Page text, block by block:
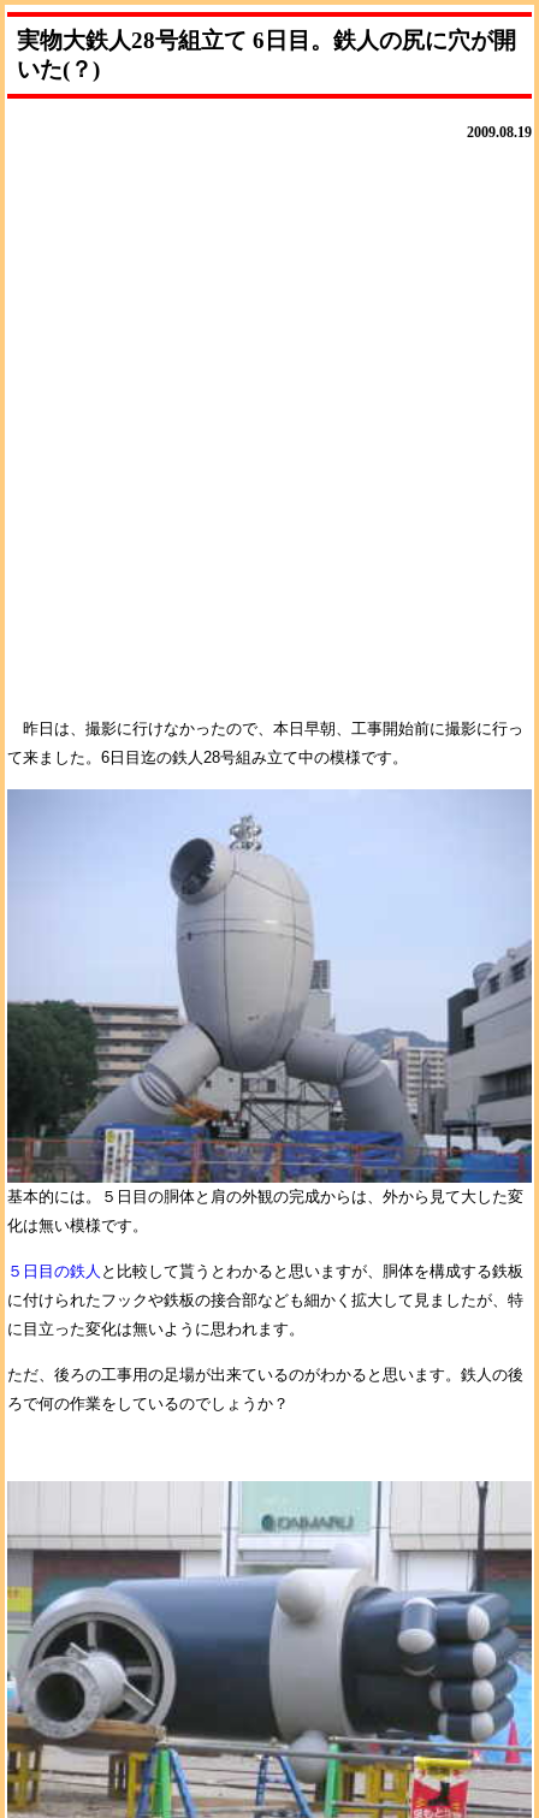
実物大鉄人28号組立て 6日目。鉄人の尻に穴が開
いた(？)
2009.08.19
昨日は、撮影に行けなかったので、本日早朝、工事開始前に撮影に行っ
て来ました。6日目迄の鉄人28号組み立て中の模様です。
基本的には。５日目の胴体と肩の外観の完成からは、外から見て大した変
化は無い模様です。
５日目の鉄人 と比較して貰うとわかると思いますが、胴体を構成する鉄板
に付けられたフックや鉄板の接合部なども細かく拡大して見ましたが、特
に目立った変化は無いように思われます。
ただ、後ろの工事用の足場が出来ているのがわかると思います。鉄人の後
ろで何の作業をしているのでしょうか？